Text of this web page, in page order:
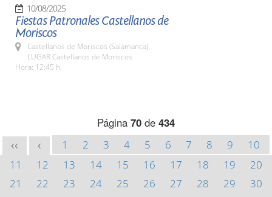
10/08/2025
Fiestas Patronales Castellanos de
Moriscos
Castellanos de Moriscos (Salamanca)
LUGAR Castellanos de Moriscos
Hora: 12:45 h.
Página 70 de 434
<< < 1 2 3 4 5 6 7 8 9
10
11
12 13 14 15 16 17 18 19
20
21
22 23 24 25 26 27 28 29
30